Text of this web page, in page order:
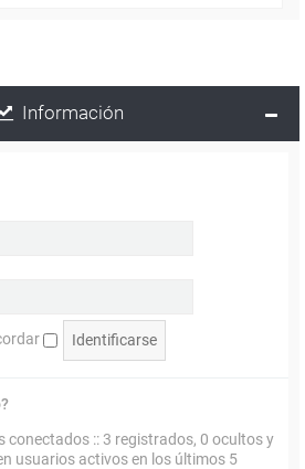
Información
conectados :: 3 registrados, 0 ocultos y
usuarios activos en los últimos 5